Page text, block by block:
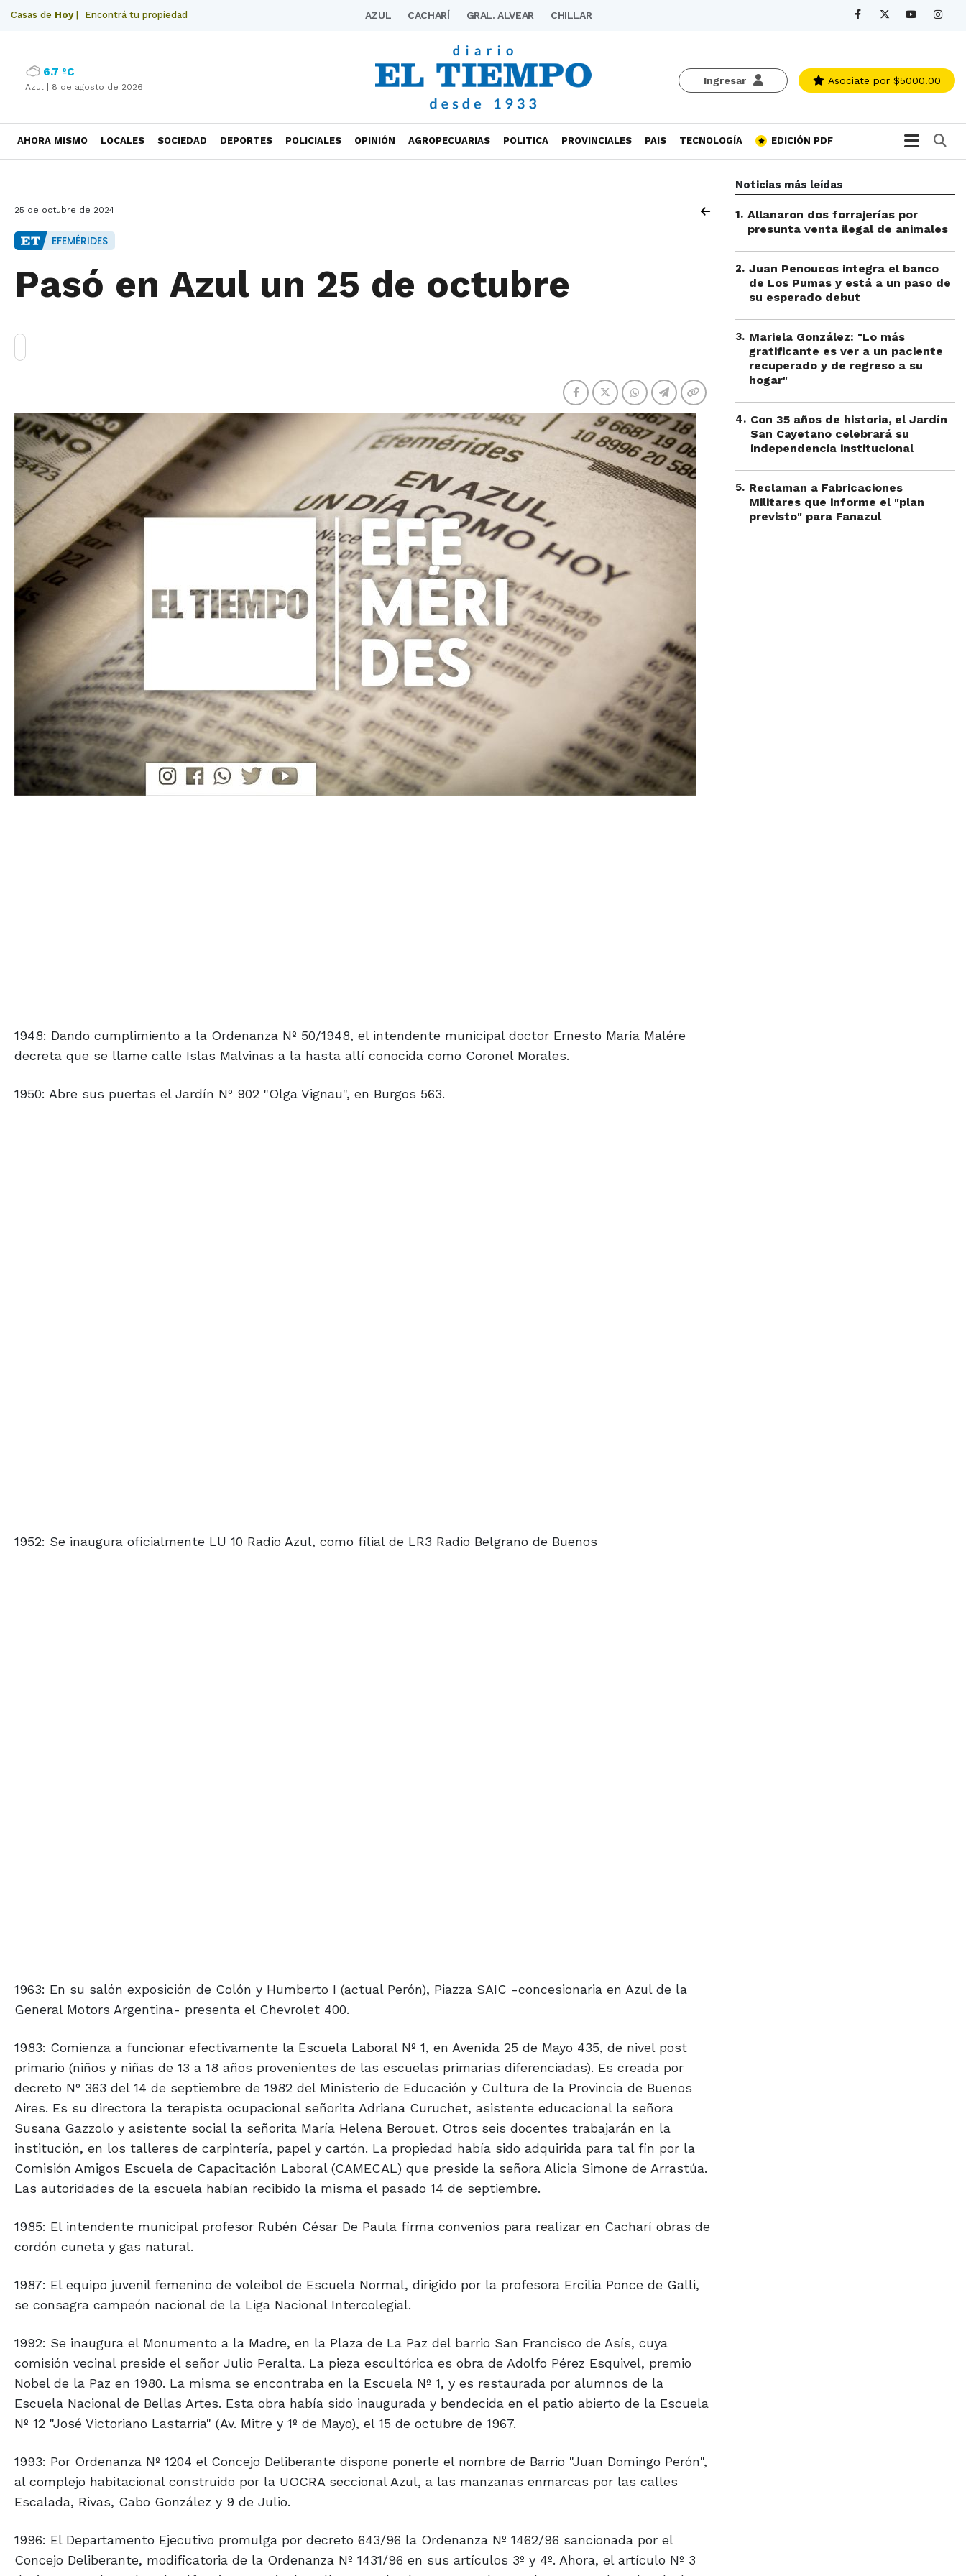
Casas de Hoy| Encontrá tu propiedad AZUL CACHARÍ GRAL. ALVEAR CHILLAR
Ingresar Asociate por $5000.00
6.7 ºC
Azul | 8 de agosto de 2026
AHORA MISMO LOCALES SOCIEDAD DEPORTES POLICIALES OPINIÓN AGROPECUARIAS POLITICA PROVINCIALES PAIS TECNOLOGÍA EDICIÓN PDF
25 de octubre de 2024
EFEMÉRIDES
Pasó en Azul un 25 de octubre
1948: Dando cumplimiento a la Ordenanza Nº 50/1948, el intendente municipal doctor Ernesto María Malére
decreta que se llame calle Islas Malvinas a la hasta allí conocida como Coronel Morales.
1950: Abre sus puertas el Jardín Nº 902 "Olga Vignau", en Burgos 563.
1952: Se inaugura oficialmente LU 10 Radio Azul, como filial de LR3 Radio Belgrano de Buenos
1963: En su salón exposición de Colón y Humberto I (actual Perón), Piazza SAIC -concesionaria en Azul de la
General Motors Argentina- presenta el Chevrolet 400.
1983: Comienza a funcionar efectivamente la Escuela Laboral Nº 1, en Avenida 25 de Mayo 435, de nivel post
primario (niños y niñas de 13 a 18 años provenientes de las escuelas primarias diferenciadas). Es creada por
decreto Nº 363 del 14 de septiembre de 1982 del Ministerio de Educación y Cultura de la Provincia de Buenos
Aires. Es su directora la terapista ocupacional señorita Adriana Curuchet, asistente educacional la señora
Susana Gazzolo y asistente social la señorita María Helena Berouet. Otros seis docentes trabajarán en la
institución, en los talleres de carpintería, papel y cartón. La propiedad había sido adquirida para tal fin por la
Comisión Amigos Escuela de Capacitación Laboral (CAMECAL) que preside la señora Alicia Simone de Arrastúa.
Las autoridades de la escuela habían recibido la misma el pasado 14 de septiembre.
1985: El intendente municipal profesor Rubén César De Paula firma convenios para realizar en Cacharí obras de
cordón cuneta y gas natural.
1987: El equipo juvenil femenino de voleibol de Escuela Normal, dirigido por la profesora Ercilia Ponce de Galli,
se consagra campeón nacional de la Liga Nacional Intercolegial.
1992: Se inaugura el Monumento a la Madre, en la Plaza de La Paz del barrio San Francisco de Asís, cuya
comisión vecinal preside el señor Julio Peralta. La pieza escultórica es obra de Adolfo Pérez Esquivel, premio
Nobel de la Paz en 1980. La misma se encontraba en la Escuela Nº 1, y es restaurada por alumnos de la
Escuela Nacional de Bellas Artes. Esta obra había sido inaugurada y bendecida en el patio abierto de la Escuela
Nº 12 "José Victoriano Lastarria" (Av. Mitre y 1º de Mayo), el 15 de octubre de 1967.
1993: Por Ordenanza Nº 1204 el Concejo Deliberante dispone ponerle el nombre de Barrio "Juan Domingo Perón",
al complejo habitacional construido por la UOCRA seccional Azul, a las manzanas enmarcas por las calles
Escalada, Rivas, Cabo González y 9 de Julio.
1996: El Departamento Ejecutivo promulga por decreto 643/96 la Ordenanza Nº 1462/96 sancionada por el
Concejo Deliberante, modificatoria de la Ordenanza Nº 1431/96 en sus artículos 3º y 4º. Ahora, el artículo Nº 3
Noticias más leídas
1. Allanaron dos forrajerías por
presunta venta ilegal de animales
2. Juan Penoucos integra el banco
de Los Pumas y está a un paso de
su esperado debut
3. Mariela González: "Lo más
gratificante es ver a un paciente
recuperado y de regreso a su
hogar"
4. Con 35 años de historia, el Jardín
San Cayetano celebrará su
independencia institucional
5. Reclaman a Fabricaciones
Militares que informe el "plan
previsto" para Fanazul